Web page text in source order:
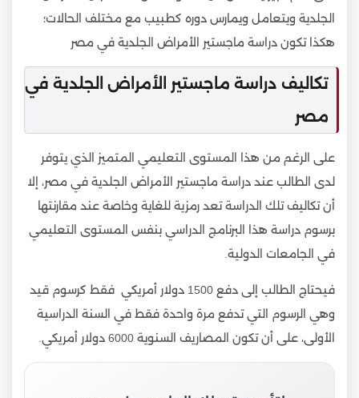
الجلدية ويتعامل ويمارس دوره كطبيب مع مختلف الحالات؛
هكذا تكون دراسة ماجستير الأمراض الجلدية في مصر
تكاليف دراسة ماجستير الأمراض الجلدية في
مصر
على الرغم من هذا المستوى التعليمي المتميز الذي يتوفر
لدى الطالب عند دراسة ماجستير الأمراض الجلدية في مصر، إلا
أن تكاليف تلك الدراسة تعد رمزية للغاية وخاصة عند مقارنتها
برسوم دراسة هذا البرنامج الدراسي بنفس المستوى التعليمي
في الجامعات الدولية.
فيحتاج الطالب إلى دفع 1500 دولار أمريكي فقط كرسوم قيد
وهي الرسوم التي تدفع مرة واحدة فقط في السنة الدراسية
الأولى، على أن تكون المصاريف السنوية 6000 دولار أمريكي.